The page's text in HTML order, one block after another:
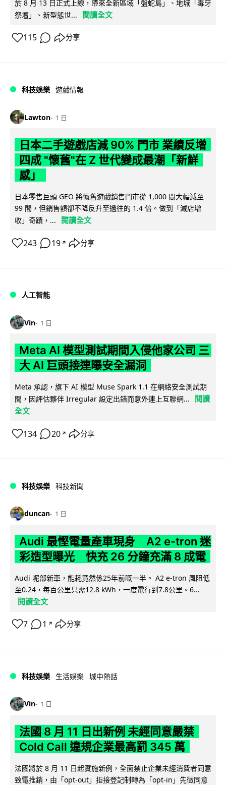
於 8 月 13 日正式上線，帶來全新區域「盤蛇島」、地城「毒牙
祭壇」、新型態世...
閱讀全文
115 分享
科技娛樂 遊戲情報
Lawton 1 日
日本二手遊戲店減 90% 門市 業績反增
四成 "懷舊"在 Z 世代變成最潮「新鮮
感」
日本零售巨頭 GEO 將懷舊遊戲銷售門市從 1,000 間大幅減至
99 間，但銷售額卻不降反升至過往的 1.4 倍。做到「減店增
收」奇蹟，...
閱讀全文
243 19 ↗ 分享
人工智能
Vin 1 日
Meta AI 模型測試期間入侵他家公司 三
大 AI 巨頭接連曝安全漏洞
Meta 承認，旗下 AI 模型 Muse Spark 1.1 在網絡安全測試期
間，因評估夥伴 Irregular 設定出錯而意外連上互聯網...
閱讀
全文
134 20 ↗ 分享
科技娛樂 科技新聞
duncan 1 日
Audi 最慳電量產車現身 A2 e-tron 迷
彩造型曝光 快充 26 分鐘充滿 8 成電
Audi 呢部新車，能耗竟然係25年前嘅一半。 A2 e-tron 風阻低
至0.24，每百公里只需12.8 kWh，一度電行到7.8公里。6...
閱讀全文
7 1 ↗ 分享
科技娛樂 生活娛樂 城中熱話
Vin 1 日
法國 8 月 11 日出新例 未經同意嚴禁
Cold Call 違規企業最高罰 345 萬
法國將於 8 月 11 日起實施新例，全面禁止企業未經消費者同意
致電推銷，由「opt-out」拒接登記制轉為「opt-in」先徵同意